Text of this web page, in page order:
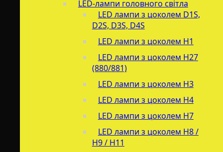
LED-лампи головного світла
LED лампи з цоколем D1S,
D2S, D3S, D4S
LED лампи з цоколем H1
LED лампи з цоколем H27
(880/881)
LED лампи з цоколем H3
LED лампи з цоколем H4
LED лампи з цоколем H7
LED лампи з цоколем H8 /
H9 / H11